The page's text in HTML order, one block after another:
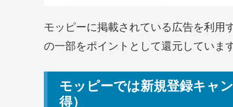
モッピーに掲載されている広告を利用
の一部をポイントとして還元していま
モッピーでは新規登録キャ
得）